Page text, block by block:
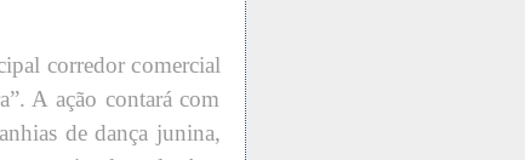
corredor comercial
A ação contará com
de dança junina,